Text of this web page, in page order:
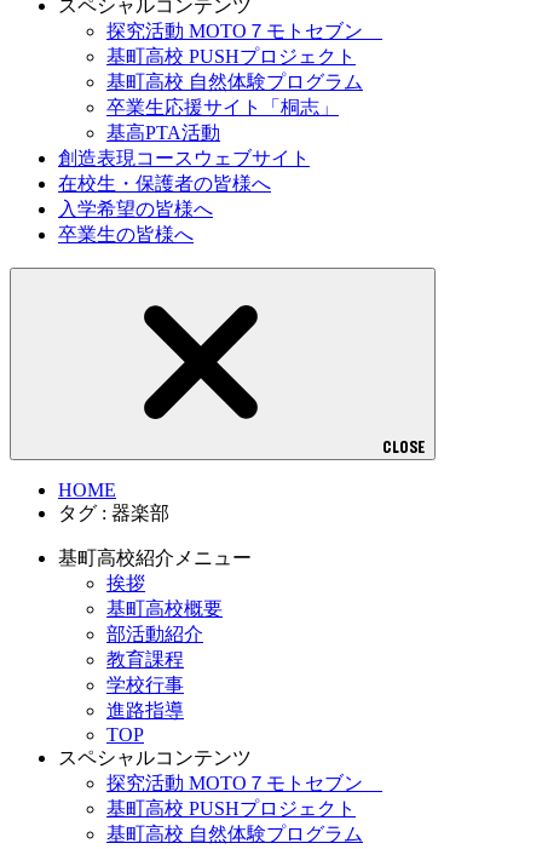
スペシャルコンテンツ
探究活動 MOTO７モトセブン
基町高校 PUSHプロジェクト
基町高校 自然体験プログラム
卒業生応援サイト「桐志」
基高PTA活動
創造表現コースウェブサイト
在校生・保護者の皆様へ
入学希望の皆様へ
卒業生の皆様へ
CLOSE
HOME
タグ : 器楽部
基町高校紹介メニュー
挨拶
基町高校概要
部活動紹介
教育課程
学校行事
進路指導
TOP
スペシャルコンテンツ
探究活動 MOTO７モトセブン
基町高校 PUSHプロジェクト
基町高校 自然体験プログラム